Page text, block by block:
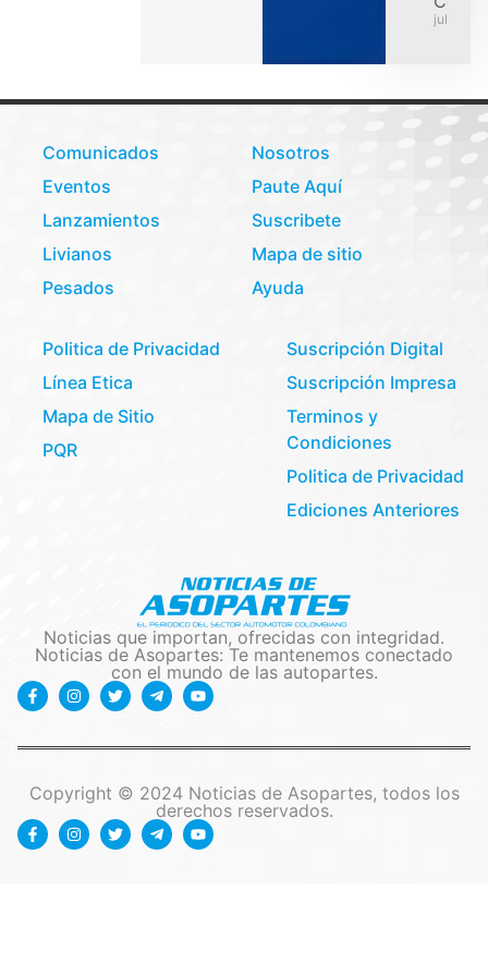
julio 31,
Comunicados
Eventos
Lanzamientos
Livianos
Pesados
Nosotros
Paute Aquí
Suscribete
Mapa de sitio
Ayuda
Politica de Privacidad
Línea Etica
Mapa de Sitio
PQR
Suscripción Digital
Suscripción Impresa
Terminos y
Condiciones
Politica de Privacidad
Ediciones Anteriores
Noticias que importan, ofrecidas con integridad.
Noticias de Asopartes: Te mantenemos conectado
con el mundo de las autopartes.
Copyright © 2024 Noticias de Asopartes, todos los
derechos reservados.